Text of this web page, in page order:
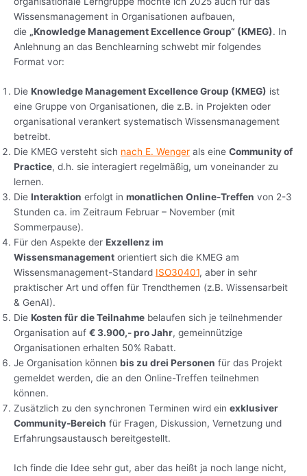
Wissensmanagement in Organisationen aufbauen,
die „Knowledge Management Excellence Group“ (KMEG). In
Anlehnung an das Benchlearning schwebt mir folgendes
Format vor:
Die Knowledge Management Excellence Group (KMEG) ist
eine Gruppe von Organisationen, die z.B. in Projekten oder
organisational verankert systematisch Wissensmanagement
betreibt.
Die KMEG versteht sich nach E. Wenger als eine Community of
Practice, d.h. sie interagiert regelmäßig, um voneinander zu
lernen.
Die Interaktion erfolgt in monatlichen Online-Treffen von 2-3
Stunden ca. im Zeitraum Februar – November (mit
Sommerpause).
Für den Aspekte der Exzellenz im
Wissensmanagement orientiert sich die KMEG am
Wissensmanagement-Standard ISO30401, aber in sehr
praktischer Art und offen für Trendthemen (z.B. Wissensarbeit
& GenAI).
Die Kosten für die Teilnahme belaufen sich je teilnehmender
Organisation auf € 3.900,- pro Jahr, gemeinnützige
Organisationen erhalten 50% Rabatt.
Je Organisation können bis zu drei Personen für das Projekt
gemeldet werden, die an den Online-Treffen teilnehmen
können.
Zusätzlich zu den synchronen Terminen wird ein exklusiver
Community-Bereich für Fragen, Diskussion, Vernetzung und
Erfahrungsaustausch bereitgestellt.
Ich finde die Idee sehr gut, aber das heißt ja noch lange nicht,